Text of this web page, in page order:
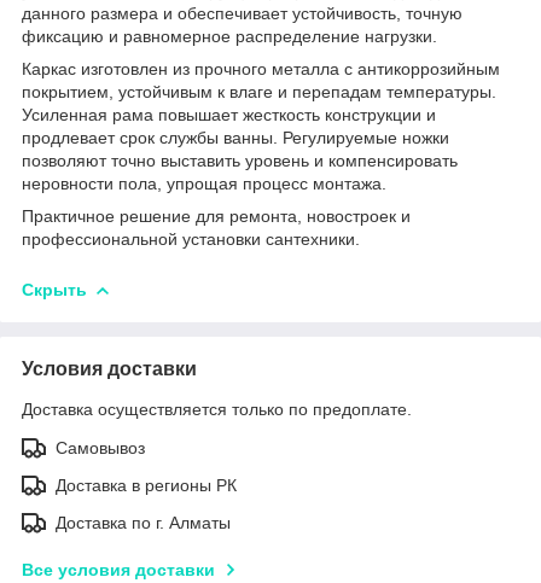
данного размера и обеспечивает устойчивость, точную
фиксацию и равномерное распределение нагрузки.
Каркас изготовлен из прочного металла с антикоррозийным
покрытием, устойчивым к влаге и перепадам температуры.
Усиленная рама повышает жесткость конструкции и
продлевает срок службы ванны. Регулируемые ножки
позволяют точно выставить уровень и компенсировать
неровности пола, упрощая процесс монтажа.
Практичное решение для ремонта, новостроек и
профессиональной установки сантехники.
Скрыть
Условия доставки
Доставка осуществляется только по предоплате.
Самовывоз
Доставка в регионы РК
Доставка по г. Алматы
Все условия доставки